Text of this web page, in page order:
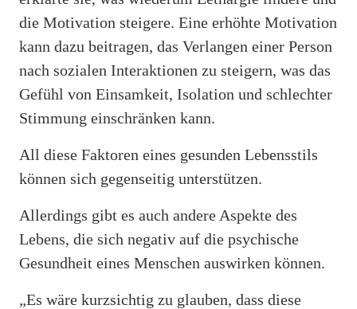
die Motivation steigere. Eine erhöhte Motivation
kann dazu beitragen, das Verlangen einer Person
nach sozialen Interaktionen zu steigern, was das
Gefühl von Einsamkeit, Isolation und schlechter
Stimmung einschränken kann.
All diese Faktoren eines gesunden Lebensstils
können sich gegenseitig unterstützen.
Allerdings gibt es auch andere Aspekte des
Lebens, die sich negativ auf die psychische
Gesundheit eines Menschen auswirken können.
„Es wäre kurzsichtig zu glauben, dass diese